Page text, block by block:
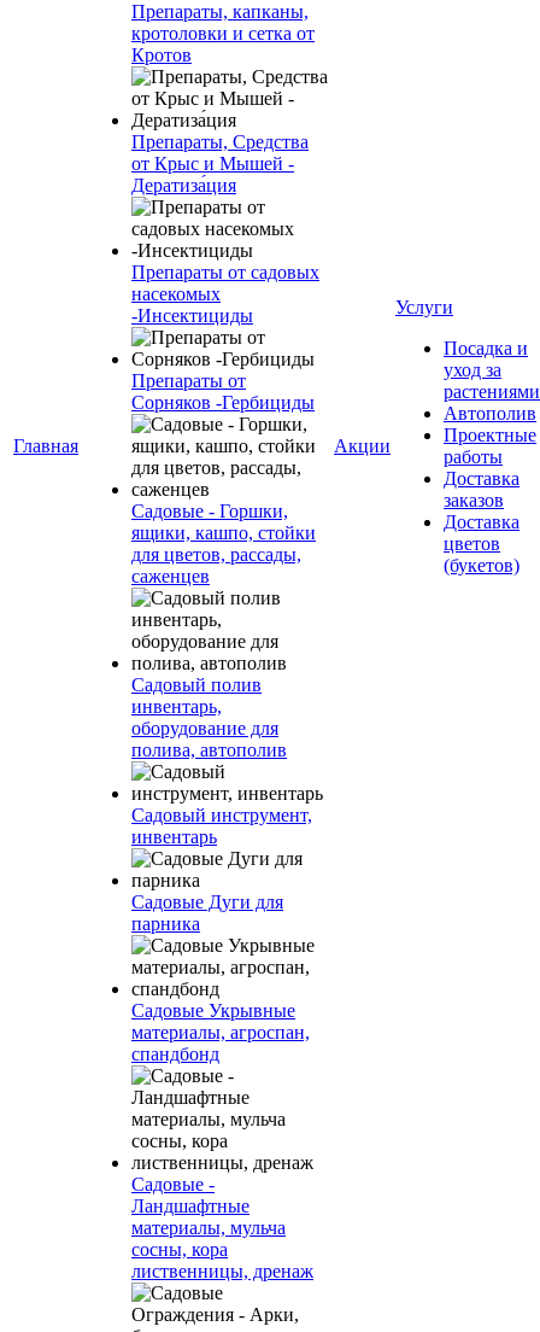
Главная
Препараты, капканы,
кротоловки и сетка от
Кротов
Препараты, Средства
от Крыс и Мышей -
Дератиза́ция
Препараты от садовых
насекомых
-Инсектициды
Препараты от
Сорняков -Гербициды
Садовые - Горшки,
ящики, кашпо, стойки
для цветов, рассады,
саженцев
Садовый полив
инвентарь,
оборудование для
полива, автополив
Садовый инструмент,
инвентарь
Садовые Дуги для
парника
Садовые Укрывные
материалы, агроспан,
спандбонд
Садовые -
Ландшафтные
материалы, мульча
сосны, кора
лиственницы, дренаж
Акции
Услуги
Посадка и
уход за
растениями
Автополив
Проектные
работы
Доставка
заказов
Доставка
цветов
(букетов)